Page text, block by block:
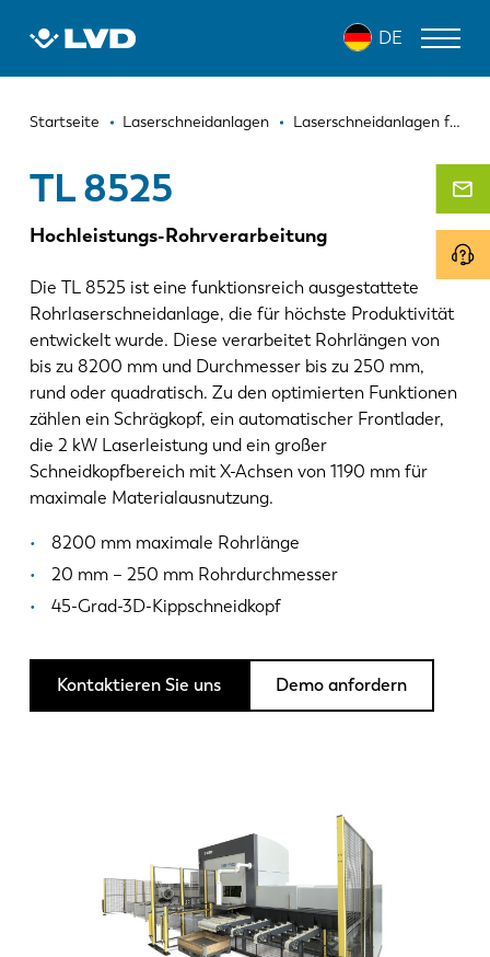
zum
DE
Pfadnavigation
Startseite Laserschneidanlagen Laserschneidanlagen für Rohre
TL 8525
Hochleistungs-Rohrverarbeitung
Die TL 8525 ist eine funktionsreich ausgestattete
Rohrlaserschneidanlage, die für höchste Produktivität
entwickelt wurde. Diese verarbeitet Rohrlängen von
bis zu 8200 mm und Durchmesser bis zu 250 mm,
rund oder quadratisch. Zu den optimierten Funktionen
zählen ein Schrägkopf, ein automatischer Frontlader,
die 2 kW Laserleistung und ein großer
Schneidkopfbereich mit X-Achsen von 1190 mm für
maximale Materialausnutzung.
8200 mm maximale Rohrlänge
20 mm – 250 mm Rohrdurchmesser
45-Grad-3D-Kippschneidkopf
Kontaktieren Sie uns Demo anfordern
TL 8525
LASERSCHNEIDANLAGEN
TAFELSCHEREN
SOFTWARE
KUNDENDIENST
Über LVD
News
Erfolgsgeschichten
Events